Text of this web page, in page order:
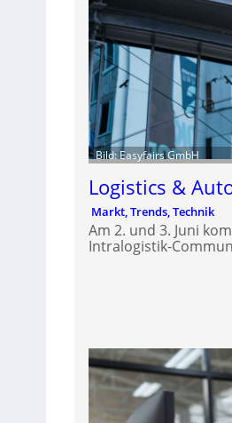
Bild: Easyfairs GmbH
Logistics &
Markt, Trends, Technik
Am 2. und 3. Juni
Intralogistik-